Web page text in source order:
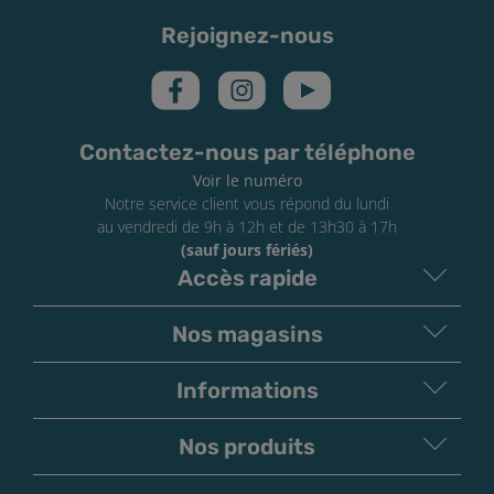
Rejoignez-nous
Contactez-nous par téléphone
Voir le numéro
Notre service client vous répond du lundi
au vendredi de 9h à 12h et de 13h30 à 17h
(sauf jours fériés)
Accès rapide
Nos magasins
Informations
Nos produits